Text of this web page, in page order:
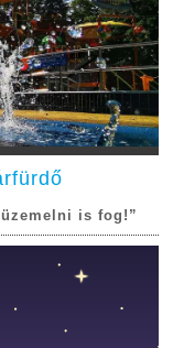
is fog!”